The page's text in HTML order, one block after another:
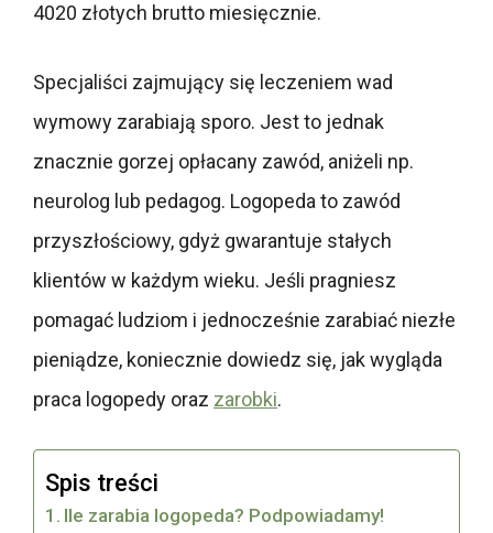
4020 złotych brutto miesięcznie.
Specjaliści zajmujący się leczeniem wad
wymowy zarabiają sporo. Jest to jednak
znacznie gorzej opłacany zawód, aniżeli np.
neurolog lub pedagog. Logopeda to zawód
przyszłościowy, gdyż gwarantuje stałych
klientów w każdym wieku. Jeśli pragniesz
pomagać ludziom i jednocześnie zarabiać niezłe
pieniądze, koniecznie dowiedz się, jak wygląda
praca logopedy oraz zarobki.
Spis treści
Ile zarabia logopeda? Podpowiadamy!